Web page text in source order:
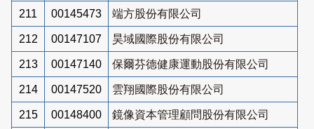
211 00145473 端方股份有限公司
212 00147107 昊域國際股份有限公司
213 00147140 保爾芬德健康運動股份有限公司
214 00147520 雲翔國際股份有限公司
215 00148400 鏡像資本管理顧問股份有限公司